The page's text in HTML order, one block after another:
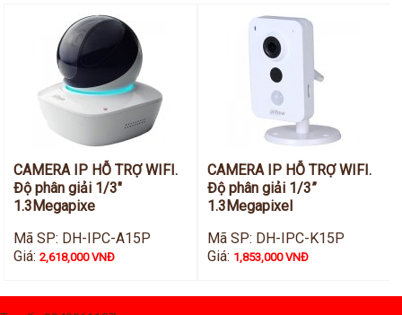
CAMERA IP HỖ TRỢ WIFI.
Độ phân giải 1/3"
1.3Megapixe
Mã SP: DH-IPC-A15P
Giá:2,618,000 VNĐ
CAMERA IP HỖ TRỢ WIFI.
Độ phân giải 1/3”
1.3Megapixel
Mã SP: DH-IPC-K15P
Giá: 1,853,000 VNĐ